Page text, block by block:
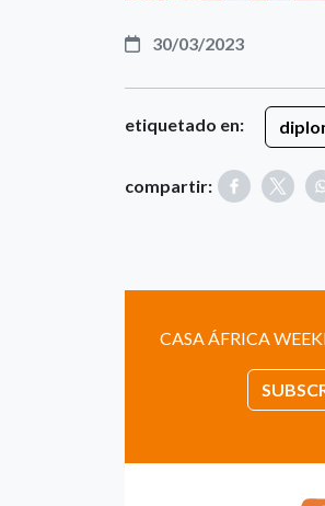
30/03/2023
etiquetado en:
compartir:
CASA ÁFRICA